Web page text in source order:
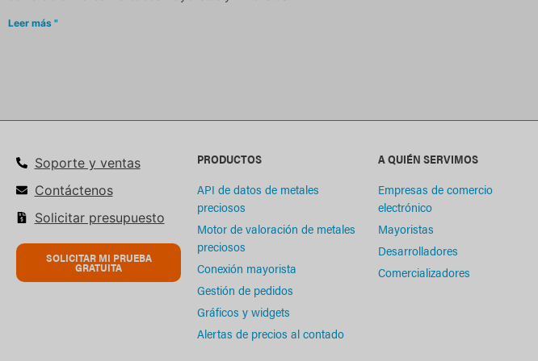
Leer más "
Soporte y ventas
Contáctenos
Solicitar presupuesto
SOLICITAR MI PRUEBA
GRATUITA
PRODUCTOS
API de datos de metales
preciosos
Motor de valoración de metales
preciosos
Conexión mayorista
Gestión de pedidos
Gráficos y widgets
Alertas de precios al contado
A QUIÉN SERVIMOS
Empresas de comercio
electrónico
Mayoristas
Desarrolladores
Comercializadores